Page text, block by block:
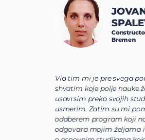
Via tim mi je pre svega
shvatim koje polje nauke želim
usavrsim preko svojih studija i
usmerim. Zatim su mi
odaberem program koji najviše
odgovara mojim željama i
JOVANA
SPALEVIĆ
Constructor
Bremen